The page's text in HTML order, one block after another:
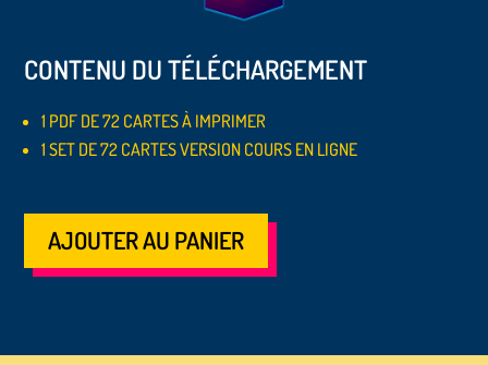
CONTENU DU TÉLÉCHARGEMENT
1 PDF DE 72 CARTES À IMPRIMER
1 SET DE 72 CARTES VERSION COURS EN LIGNE
AJOUTER AU PANIER